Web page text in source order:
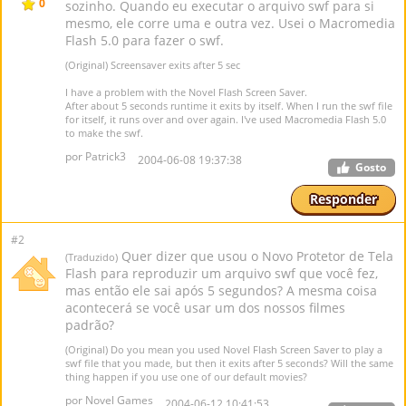
0
sozinho. Quando eu executar o arquivo swf para si
mesmo, ele corre uma e outra vez. Usei o Macromedia
Flash 5.0 para fazer o swf.
(Original) Screensaver exits after 5 sec
I have a problem with the Novel Flash Screen Saver.
After about 5 seconds runtime it exits by itself. When I run the swf file
for itself, it runs over and over again. I've used Macromedia Flash 5.0
to make the swf.
por Patrick3 2004-06-08 19:37:38 Gosto
Responder
#2
(Traduzido) Quer dizer que usou o Novo Protetor de Tela
Flash para reproduzir um arquivo swf que você fez,
mas então ele sai após 5 segundos? A mesma coisa
acontecerá se você usar um dos nossos filmes
padrão?
(Original) Do you mean you used Novel Flash Screen Saver to play a
swf file that you made, but then it exits after 5 seconds? Will the same
thing happen if you use one of our default movies?
por Novel Games